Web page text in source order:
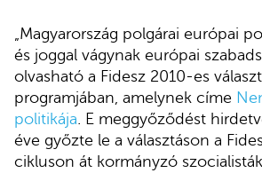
„Magyarország polgárai európai
és joggal vágynak európai
olvasható a Fidesz 2010-es
programjában, amelynek címe
politikája. E meggyőződést
éve győzte le a választáson a
cikluson át kormányzó